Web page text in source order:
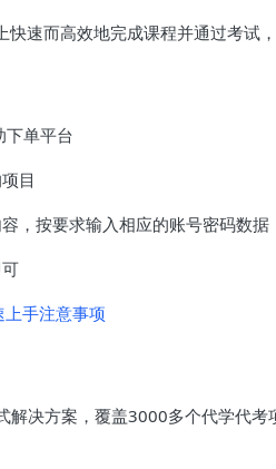
速而高效地完成课程并通过考试，
下单平台
目
，按要求输入相应的账号密码数据
上手注意事项
解决方案，覆盖3000多个代学代